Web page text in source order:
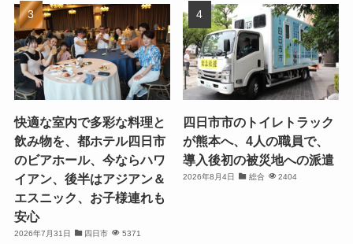
快適な室内で多彩な料理と
飲み物を、都ホテル四日市
のビアホール、今ならハワ
イアン、後半はアジアン＆
エスニック、お子様連れも
安心
2026年7月31日 四日市 5371
四日市市のトイレトラック
が熊本へ、4人の職員で、
導入後初の被災地への派遣
2026年8月4日 総合 2404